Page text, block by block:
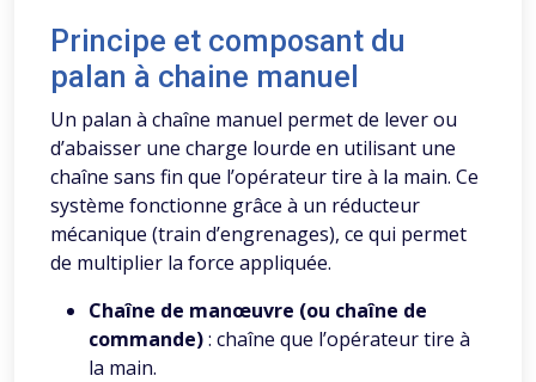
Principe et composant du
palan à chaine manuel
Un palan à chaîne manuel permet de lever ou
d’abaisser une charge lourde en utilisant une
chaîne sans fin que l’opérateur tire à la main. Ce
système fonctionne grâce à un réducteur
mécanique (train d’engrenages), ce qui permet
de multiplier la force appliquée.
Chaîne de manœuvre (ou chaîne de
commande): chaîne que l’opérateur tire à
la main.